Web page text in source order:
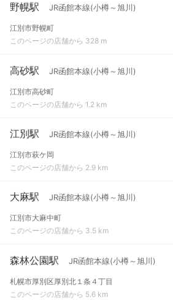
野幌駅 JR函館本線(小樽～旭川)
江別市野幌町
このページの店舗から 328 m
高砂駅 JR函館本線(小樽～旭川)
江別市高砂町
このページの店舗から 1.2 km
江別駅 JR函館本線(小樽～旭川)
江別市萩ケ岡
このページの店舗から 2.9 km
大麻駅 JR函館本線(小樽～旭川)
江別市大麻中町
このページの店舗から 3.5 km
森林公園駅 JR函館本線(小樽～旭川)
札幌市厚別区厚別北１条４丁目
このページの店舗から 5.6 km